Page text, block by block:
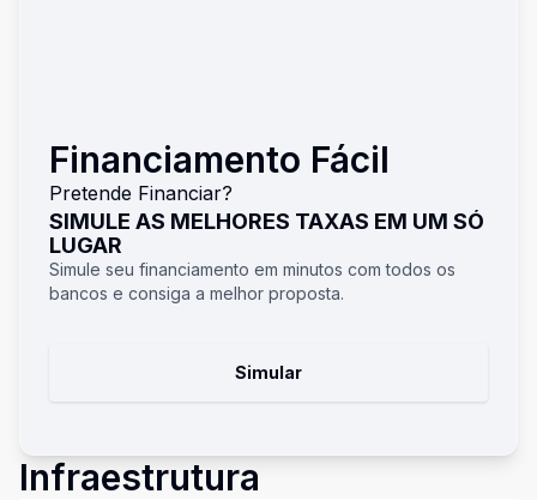
Financiamento Fácil
Pretende Financiar?
SIMULE AS MELHORES TAXAS EM UM SÓ
LUGAR
Simule seu financiamento em minutos com todos os
bancos e consiga a melhor proposta.
Simular
Infraestrutura